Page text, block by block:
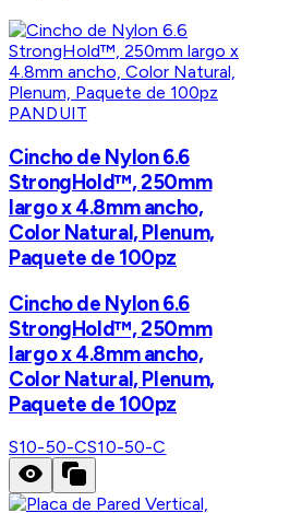
PANDUIT
Cincho de Nylon 6.6
StrongHold™, 250mm
largo x 4.8mm ancho,
Color Natural, Plenum,
Paquete de 100pz
Cincho de Nylon 6.6
StrongHold™, 250mm
largo x 4.8mm ancho,
Color Natural, Plenum,
Paquete de 100pz
S10-50-CS10-50-C